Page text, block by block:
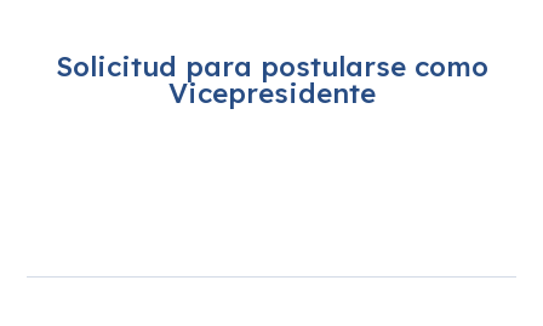
Solicitud para postularse como
Vicepresidente